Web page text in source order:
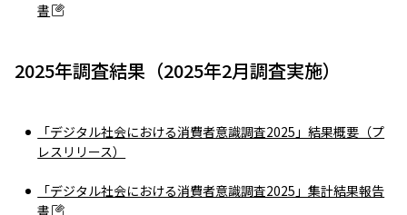
書
2025年調査結果（2025年2月調査実施）
「デジタル社会における消費者意識調査2025」結果概要（プ
レスリリース）
「デジタル社会における消費者意識調査2025」集計結果報告
書